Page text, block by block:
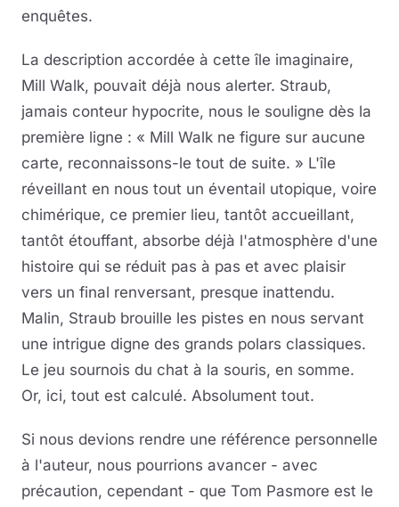
enquêtes.
La description accordée à cette île imaginaire,
Mill Walk, pouvait déjà nous alerter. Straub,
jamais conteur hypocrite, nous le souligne dès la
première ligne : « Mill Walk ne figure sur aucune
carte, reconnaissons-le tout de suite. » L'île
réveillant en nous tout un éventail utopique, voire
chimérique, ce premier lieu, tantôt accueillant,
tantôt étouffant, absorbe déjà l'atmosphère d'une
histoire qui se réduit pas à pas et avec plaisir
vers un final renversant, presque inattendu.
Malin, Straub brouille les pistes en nous servant
une intrigue digne des grands polars classiques.
Le jeu sournois du chat à la souris, en somme.
Or, ici, tout est calculé. Absolument tout.
Si nous devions rendre une référence personnelle
à l'auteur, nous pourrions avancer - avec
précaution, cependant - que Tom Pasmore est le